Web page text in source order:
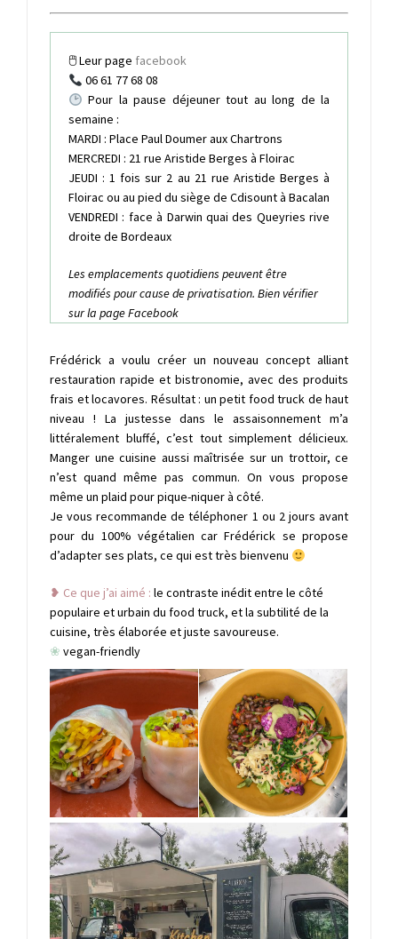
🖱 Leur page facebook
06 61 77 68 08
Pour la pause déjeuner tout au long de la
semaine :
MARDI : Place Paul Doumer aux Chartrons
MERCREDI : 21 rue Aristide Berges à Floirac
JEUDI : 1 fois sur 2 au 21 rue Aristide Berges à
Floirac ou au pied du siège de Cdisount à Bacalan
VENDREDI : face à Darwin quai des Queyries rive
droite de Bordeaux
Les emplacements quotidiens peuvent être
modifiés pour cause de privatisation. Bien vérifier
sur la pageFacebook
Frédérick a voulu créer un nouveau concept alliant
restauration rapide et bistronomie, avec des produits
frais et locavores. Résultat : un petit food truck de haut
niveau ! La justesse dans le assaisonnement m’a
littéralement bluffé, c’est tout simplement délicieux.
Manger une cuisine aussi maîtrisée sur un trottoir, ce
n’est quand même pas commun. On vous propose
même un plaid pour pique-niquer à côté.
Je vous recommande de téléphoner 1 ou 2 jours avant
pour du 100% végétalien car Frédérick se propose
d’adapter ses plats, ce qui est très bienvenu
❥ Ce que j’ai aimé : le contraste inédit entre le côté
populaire et urbain du food truck, et la subtilité de la
cuisine, très élaborée et juste savoureuse.
❀ vegan-friendly